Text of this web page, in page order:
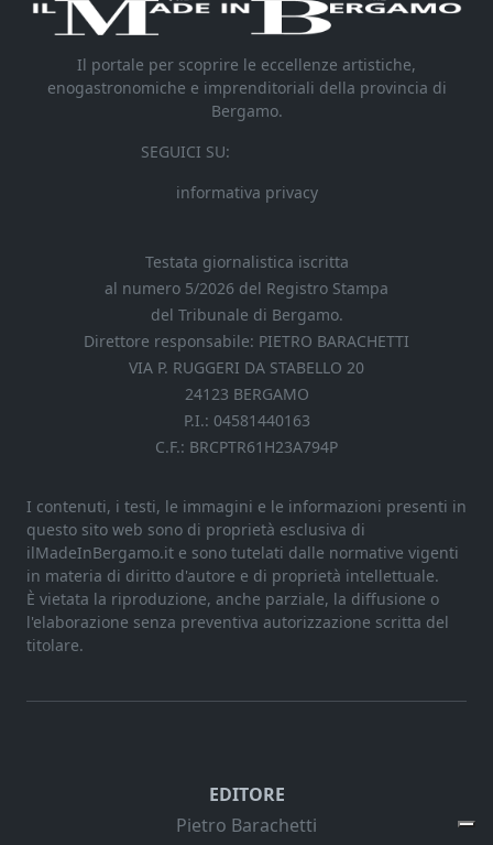
Il portale per scoprire le eccellenze artistiche,
enogastronomiche e imprenditoriali della provincia di
Bergamo.
SEGUICI SU:
informativa privacy
Testata giornalistica iscritta
al numero 5/2026 del Registro Stampa
del Tribunale di Bergamo.
Direttore responsabile: PIETRO BARACHETTI
VIA P. RUGGERI DA STABELLO 20
24123 BERGAMO
P.I.: 04581440163
C.F.: BRCPTR61H23A794P
I contenuti, i testi, le immagini e le informazioni presenti in
questo sito web sono di proprietà esclusiva di
ilMadeInBergamo.it e sono tutelati dalle normative vigenti
in materia di diritto d'autore e di proprietà intellettuale.
È vietata la riproduzione, anche parziale, la diffusione o
l'elaborazione senza preventiva autorizzazione scritta del
titolare.
EDITORE
Pietro Barachetti